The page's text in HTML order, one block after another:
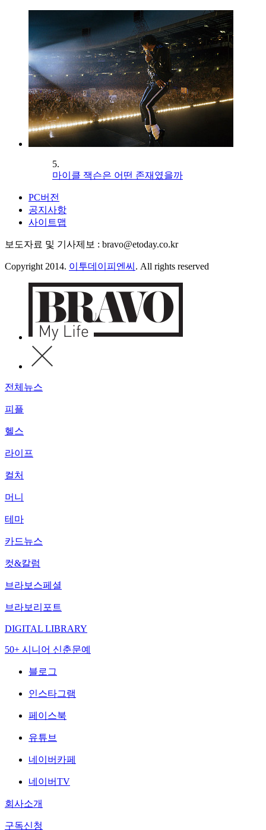
5.
마이클 잭슨은 어떤 존재였을까
PC버전
공지사항
사이트맵
보도자료 및 기사제보 : bravo@etoday.co.kr
Copyright 2014. 이투데이피엔씨 . All rights reserved
전체뉴스
피플
헬스
라이프
컬처
머니
테마
카드뉴스
컷&칼럼
브라보스페셜
브라보리포트
DIGITAL LIBRARY
50+ 시니어 신춘문예
블로그
인스타그램
페이스북
유튜브
네이버카페
네이버TV
회사소개
구독신청